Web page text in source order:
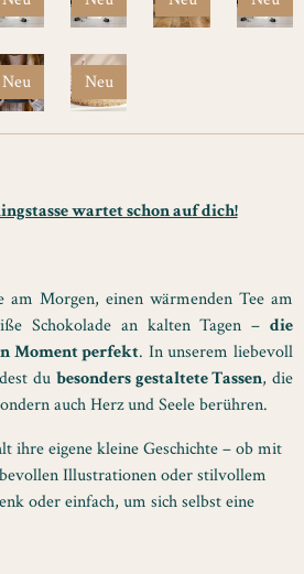
Neu Neu
wartet schon auf dich!
Morgen, einen wärmenden Tee am
Schokolade an kalten Tagen – die
Moment perfekt. In unserem liebevoll
du besonders gestaltete Tassen, die
auch Herz und Seele berühren.
ihre eigene kleine Geschichte – ob mit
Illustrationen oder stilvollem
oder einfach, um sich selbst eine